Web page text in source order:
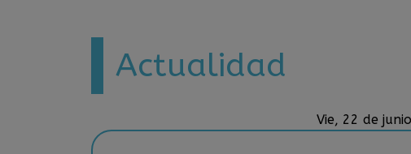
Actualidad
Vie, 22 de